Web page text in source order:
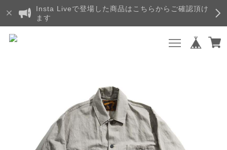
Insta Liveで登場した商品はこちらからご確認頂け
ます